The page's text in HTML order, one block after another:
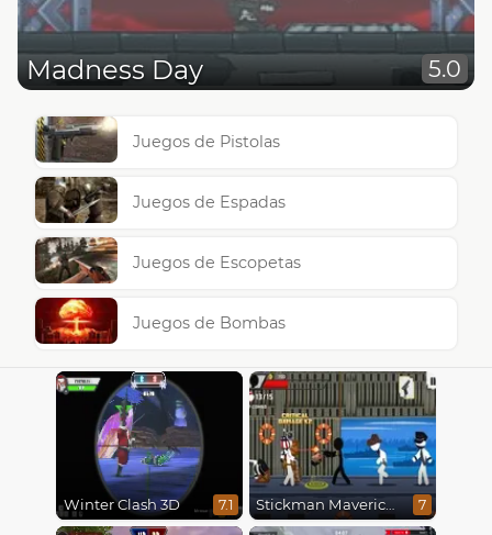
Madness Day 5.0
Juegos de Pistolas
Juegos de Espadas
Juegos de Escopetas
Juegos de Bombas
Winter Clash 3D 7.1 Stickman Maverick: Bad Boys Killer 7